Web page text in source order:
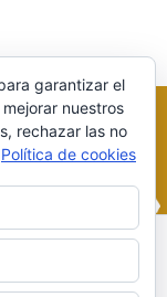
garantizar el
nuestros
rechazar las no
Política de cookies